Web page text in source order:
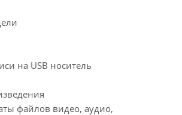
на USB носитель
файлов видео, аудио,